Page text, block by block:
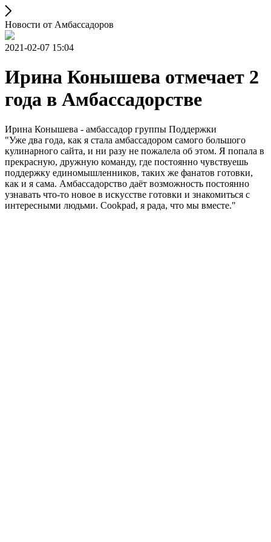
Новости от Амбассадоров
2021-02-07 15:04
Ирина Конышева отмечает 2
года в Амбассадорстве
Ирина Конышева - амбассадор группы Поддержки
"Уже два года, как я стала амбассадором самого большого
кулинарного сайта, и ни разу не пожалела об этом. Я попала в
прекрасную, дружную команду, где постоянно чувствуешь
поддержку единомышленников, таких же фанатов готовки,
как и я сама. Амбассадорство даёт возможность постоянно
узнавать что-то новое в искусстве готовки и знакомиться с
интересными людьми. Cookpad, я рада, что мы вместе."